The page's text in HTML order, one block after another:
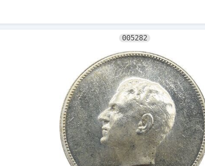
005282